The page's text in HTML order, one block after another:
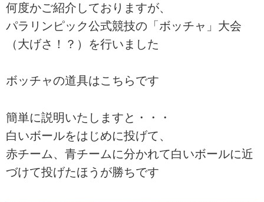
何度かご紹介しておりますが、
パラリンピック公式競技の「ボッチャ」大会
（大げさ！？）を行いました
ボッチャの道具はこちらです
簡単に説明いたしますと・・・
白いボールをはじめに投げて、
赤チーム、青チームに分かれて白いボールに近
づけて投げたほうが勝ちです